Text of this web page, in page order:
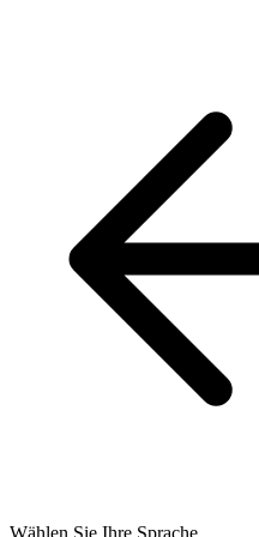
Wählen Sie Ihre Sprache